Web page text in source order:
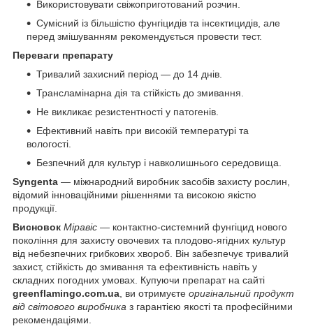
Використовувати свіжоприготований розчин.
Сумісний із більшістю фунгіцидів та інсектицидів, але
перед змішуванням рекомендується провести тест.
Переваги препарату
Тривалий захисний період — до 14 днів.
Трансламінарна дія та стійкість до змивання.
Не викликає резистентності у патогенів.
Ефективний навіть при високій температурі та
вологості.
Безпечний для культур і навколишнього середовища.
Syngenta — міжнародний виробник засобів захисту рослин,
відомий інноваційними рішеннями та високою якістю
продукції.
Висновок Міравіс — контактно-системний фунгіцид нового
покоління для захисту овочевих та плодово-ягідних культур
від небезпечних грибкових хвороб. Він забезпечує тривалий
захист, стійкість до змивання та ефективність навіть у
складних погодних умовах. Купуючи препарат на сайті
greenflamingo.com.ua , ви отримуєте оригінальний продукт
від світового виробника з гарантією якості та професійними
рекомендаціями.